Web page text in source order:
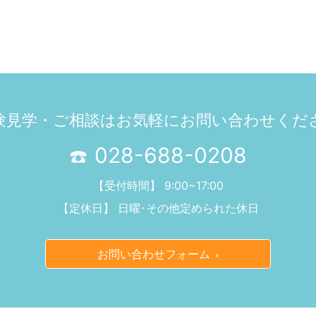
見学・ご相談はお気軽にお問い合わせくだ
028-688-0208
【受付時間】 9:00~17:00
【定休日】 日曜･その他定められた休日
お問い合わせフォーム